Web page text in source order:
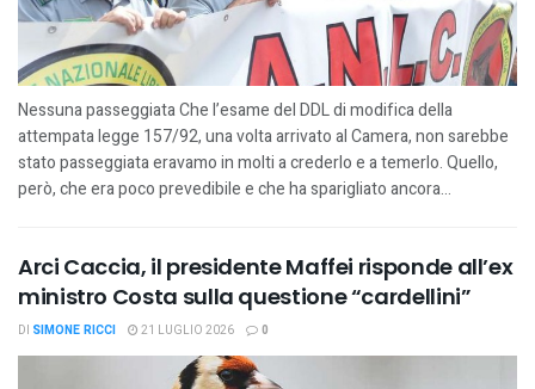
Nessuna passeggiata Che l’esame del DDL di modifica della
attempata legge 157/92, una volta arrivato al Camera, non sarebbe
stato passeggiata eravamo in molti a crederlo e a temerlo. Quello,
però, che era poco prevedibile e che ha sparigliato ancora...
Arci Caccia, il presidente Maffei risponde all’ex
ministro Costa sulla questione “cardellini”
DI SIMONE RICCI 21 LUGLIO 2026 0